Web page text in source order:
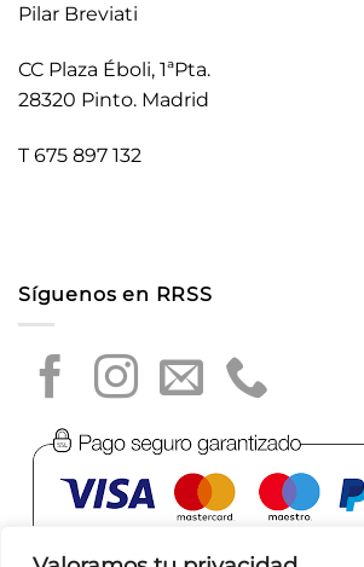
Pilar Breviati
CC Plaza Éboli, 1ªPta.
28320 Pinto. Madrid
T 675 897 132
Síguenos en RRSS